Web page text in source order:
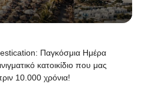
Παγκόσμια Ημέρα
κατοικίδιο που μας
10.000 χρόνια!